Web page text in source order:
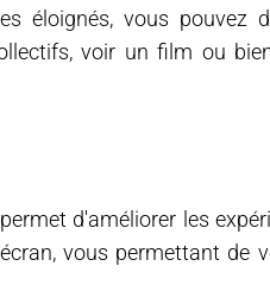
éloignés, vous pouvez
voir un film ou
d'améliorer les
vous permettant de